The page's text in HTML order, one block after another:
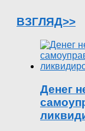
ВЗГЛЯД>>
Денег